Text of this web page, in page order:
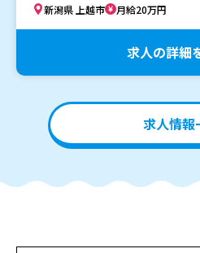
新潟県 上越市 月給20万円
求人の詳細
求人情報